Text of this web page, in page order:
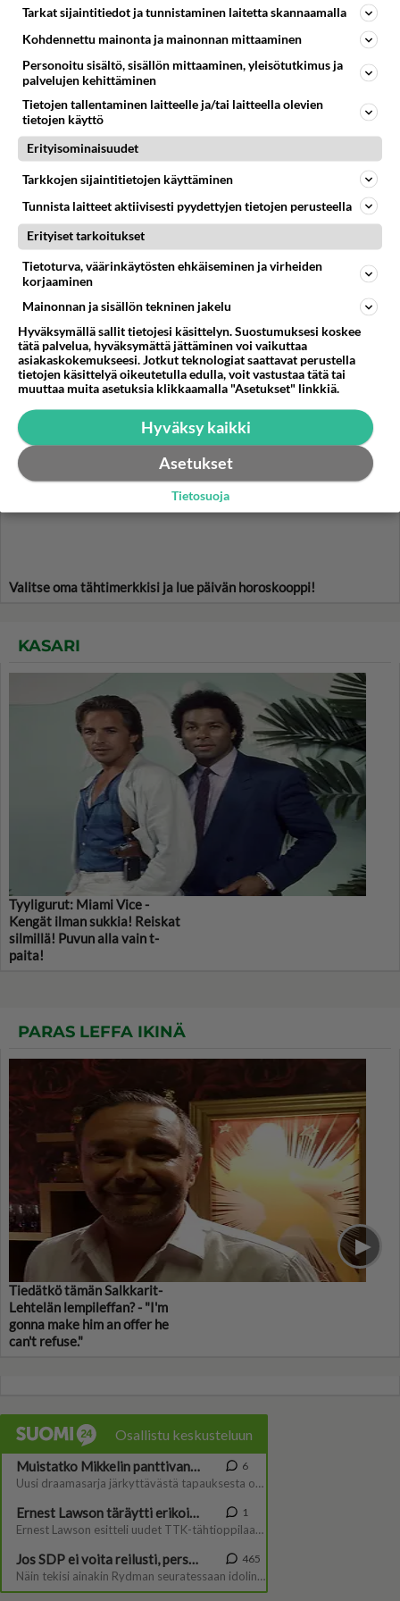
sopii hyvin illanistujaisiin.
Kanakeitto saa makua
freesauksesta.
venäläistä ruokakulttuuria
omaan ruokapöytääsi.
Bataattiranskalaiset ovat
lähes terveysruokaa. Eikun
hommiin ja nauttimaan!
Grillatut kasvisvartaat
maullaan.
HOROSKOOPPI
7.8.2026
Valitse oma tähtimerkkisi ja lue päivän horoskooppi!
KASARI
Tyyligurut: Miami Vice -
Kengät ilman sukkia! Reiskat
silmillä! Puvun alla vain t-
paita!
PARAS LEFFA IKINÄ
Tiedätkö tämän Salkkarit-
Lehtelän lempileffan? - "I'm
gonna make him an offer he
can't refuse."
Tarkat sijaintitiedot ja tunnistaminen laitetta skannaamalla
Kohdennettu mainonta ja mainonnan mittaaminen
Personoitu sisältö, sisällön mittaaminen, yleisötutkimus ja
palvelujen kehittäminen
Tietojen tallentaminen laitteelle ja/tai laitteella olevien
tietojen käyttö
Erityisominaisuudet
Tarkkojen sijaintitietojen käyttäminen
Tunnista laitteet aktiivisesti pyydettyjen tietojen perusteella
Erityiset tarkoitukset
Tietoturva, väärinkäytösten ehkäiseminen ja virheiden
korjaaminen
Mainonnan ja sisällön tekninen jakelu
Hyväksymällä sallit tietojesi käsittelyn. Suostumuksesi koskee
tätä palvelua, hyväksymättä jättäminen voi vaikuttaa
asiakaskokemukseesi. Jotkut teknologiat saattavat perustella
tietojen käsittelyä oikeutetulla edulla, voit vastustaa tätä tai
muuttaa muita asetuksia klikkaamalla "Asetukset" linkkiä.
Hyväksy kaikki
Asetukset
Tietosuoja